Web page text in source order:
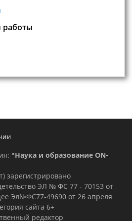
работы
"Наука и образование ON-
зарегистрировано
ЭЛ № ФС 77 - 70153 от
Эл№ФC77-49690 от 26 апреля
сайта 6+
редактор